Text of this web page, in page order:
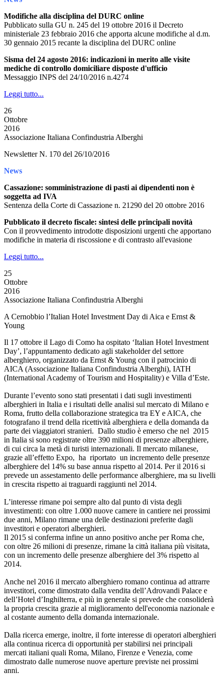
Modifiche alla disciplina del DURC online
Pubblicato sulla GU n. 245 del 19 ottobre 2016 il Decreto
ministeriale 23 febbraio 2016 che apporta alcune modifiche al d.m.
30 gennaio 2015 recante la disciplina del DURC online
Sisma del 24 agosto 2016: indicazioni in merito alle visite
mediche di controllo domiciliare disposte d'ufficio
Messaggio INPS del 24/10/2016 n.4274
Leggi tutto...
26
Ottobre
2016
Associazione Italiana Confindustria Alberghi
Newsletter N. 170 del 26/10/2016
News
Cassazione: somministrazione di pasti ai dipendenti non è
soggetta ad IVA
Sentenza della Corte di Cassazione n. 21290 del 20 ottobre 2016
Pubblicato il decreto fiscale: sintesi delle principali novità
Con il provvedimento introdotte disposizioni urgenti che apportano
modifiche in materia di riscossione e di contrasto all'evasione
Leggi tutto...
25
Ottobre
2016
Associazione Italiana Confindustria Alberghi
A Cernobbio l’Italian Hotel Investment Day di Aica e Ernst &
Young
Il 17 ottobre il Lago di Como ha ospitato ‘Italian Hotel Investment
Day’, l’appuntamento dedicato agli stakeholder del settore
alberghiero, organizzato da Ernst & Young con il patrocinio di
AICA (Associazione Italiana Confindustria Alberghi), IATH
(International Academy of Tourism and Hospitality) e Villa d’Este.
Durante l’evento sono stati presentati i dati sugli investimenti
alberghieri in Italia e i risultati delle analisi sul mercato di Milano e
Roma, frutto della collaborazione strategica tra EY e AICA, che
fotografano il trend della ricettività alberghiera e della domanda da
parte dei viaggiatori stranieri. Dallo studio è emerso che nel 2015
in Italia si sono registrate oltre 390 milioni di presenze alberghiere,
di cui circa la metà di turisti internazionali. Il mercato milanese,
grazie all’effetto Expo, ha riportato un incremento delle presenze
alberghiere del 14% su base annua rispetto al 2014. Per il 2016 si
prevede un assestamento delle performance alberghiere, ma su livelli
in crescita rispetto ai traguardi raggiunti nel 2014.
L’interesse rimane poi sempre alto dal punto di vista degli
investimenti: con oltre 1.000 nuove camere in cantiere nei prossimi
due anni, Milano rimane una delle destinazioni preferite dagli
investitori e operatori alberghieri.
Il 2015 si conferma infine un anno positivo anche per Roma che,
con oltre 26 milioni di presenze, rimane la città italiana più visitata,
con un incremento delle presenze alberghiere del 3% rispetto al
2014.
Anche nel 2016 il mercato alberghiero romano continua ad attrarre
investitori, come dimostrato dalla vendita dell’Adrovandi Palace e
dell’Hotel d’Inghilterra, e più in generale si prevede che consoliderà
la propria crescita grazie al miglioramento dell'economia nazionale e
al costante aumento della domanda internazionale.
Dalla ricerca emerge, inoltre, il forte interesse di operatori alberghieri
alla continua ricerca di opportunità per stabilirsi nei principali
mercati italiani quali Roma, Milano, Firenze e Venezia, come
dimostrato dalle numerose nuove aperture previste nei prossimi
anni.